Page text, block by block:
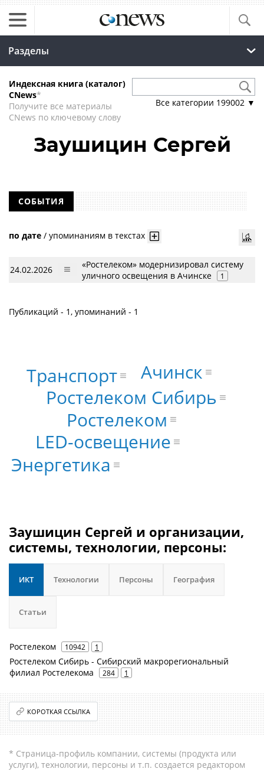
Разделы
Индексная книга (каталог)
CNews*
Получите все материалы
CNews по ключевому слову
Все категории 199002 ▼
Заушицин Сергей
СОБЫТИЯ
по дате / упоминаниям в текстах
24.02.2026
«Ростелеком» модернизировал систему
уличного освещения в Ачинске
1
Публикаций - 1, упоминаний - 1
Ростелеком
Ростелеком Сибирь
LED-освещение
Ачинск
Транспорт
Энергетика
Заушицин Сергей и организации,
системы, технологии, персоны:
ИКТ Технологии Персоны География
Статьи
Ростелеком 10942 1
Ростелеком Сибирь - Сибирский макрорегиональный
филиал Ростелекома
284 1
КОРОТКАЯ ССЫЛКА
* Страница-профиль компании, системы (продукта или
услуги), технологии, персоны и т.п. создается редактором